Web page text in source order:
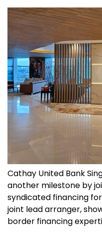
Cathay United Bank
another milestone by
syndicated financing
joint lead arranger,
border financing